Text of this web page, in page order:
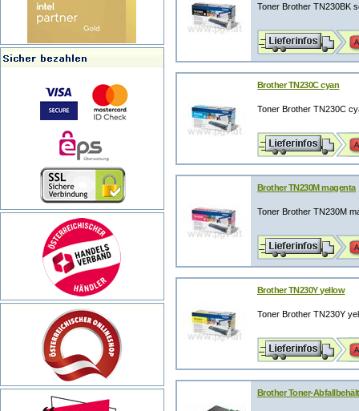
Toner Brother TN230BK
Brother TN230C cyan
Toner Brother TN230C
Brother TN230M magenta
Toner Brother TN230M
Brother TN230Y yellow
Toner Brother TN230Y
Brother Toner-